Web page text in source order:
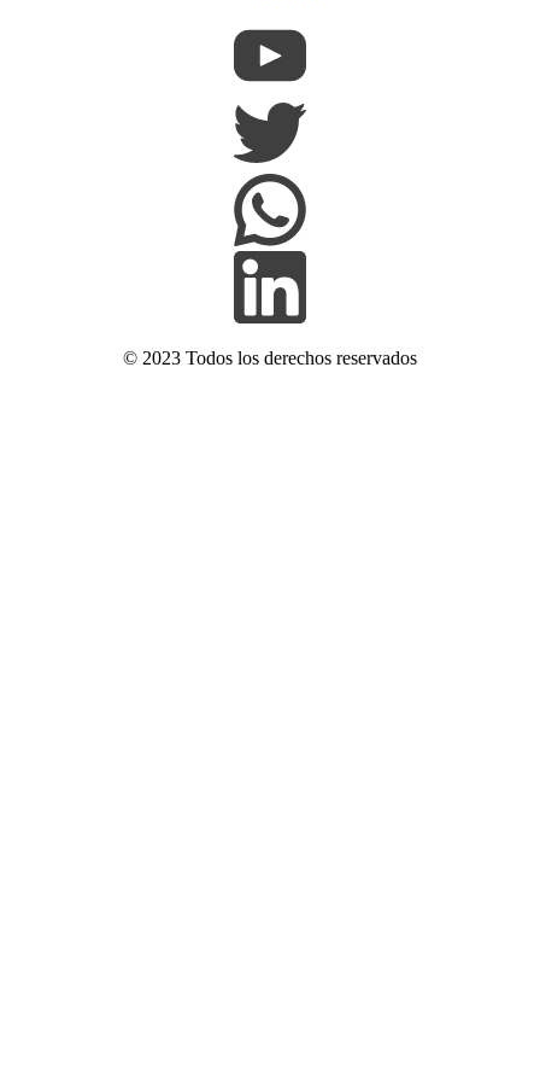
© 2023 Todos los derechos reservados